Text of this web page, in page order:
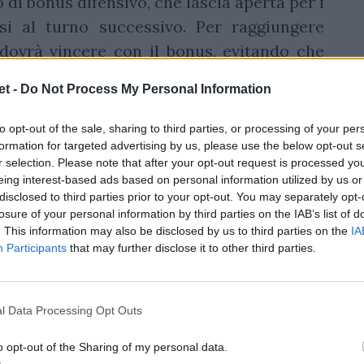
- Do Not Process My Personal Information
opt-out of the sale, sharing to third parties, or processing of your
for targeted advertising by us, please use the below opt-out
selection. Please note that after your opt-out request is processed
interest-based ads based on personal information utilized by us
to third parties prior to your opt-out. You may separately
of your personal information by third parties on the IAB’s list of
This information may also be disclosed by us to third parties on the
Participants that may further disclose it to other third parties.
Data Processing Opt Outs
opt-out of the Sharing of my personal data.
al turno successivo. Per raggiungere
vincere con il bonus, evitando che
a disposizione, le Zebre puntano su una
freschezza, in cui il capitano sarà Luca